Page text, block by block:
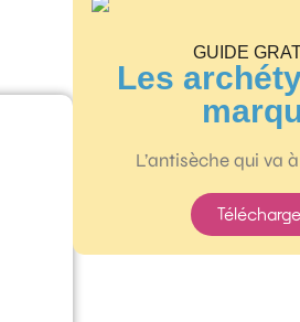
GUIDE
Les
L’antisèche qui va